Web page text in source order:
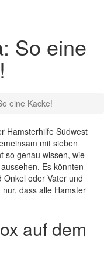
So eine
eine Kacke!
mit sieben
so genau wissen, wie
Es könnten
oder Vater und
dass alle Hamster
auf dem